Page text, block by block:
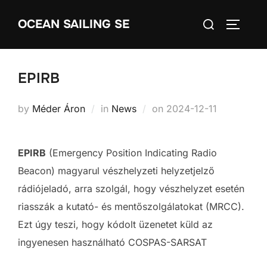
OCEAN SAILING SE
Search
EPIRB
by Méder Áron in News on Posted
2024-12-11
EPIRB (Emergency Position Indicating Radio
Beacon) magyarul vészhelyzeti helyzetjelző
rádiójeladó, arra szolgál, hogy vészhelyzet esetén
riasszák a kutató- és mentőszolgálatokat (MRCC).
Ezt úgy teszi, hogy kódolt üzenetet küld az
ingyenesen használható COSPAS-SARSAT